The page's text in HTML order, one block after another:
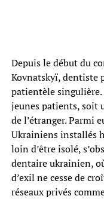
Depuis le début du
Kovnatskyï, dentiste
patientèle
jeunes patients, soit
de l’étranger. Parmi
Ukrainiens installés
loin d’être isolé,
dentaire ukrainien,
d’exil ne cesse de
réseaux privés